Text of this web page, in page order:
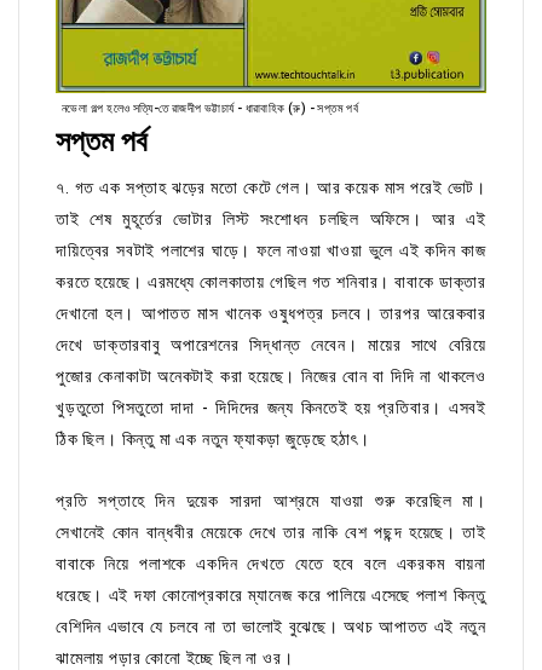
নভেলা গল্প হলেও সত্যি-তে রাজদীপ ভট্টাচার্য - ধারাবাহিক (রু) - সপ্তম পর্ব
সপ্তম পর্ব
৭. গত এক সপ্তাহ ঝড়ের মতো কেটে গেল। আর কয়েক মাস পরেই ভোট।
তাই শেষ মুহূর্তের ভোটার লিস্ট সংশোধন চলছিল অফিসে। আর এই
দায়িত্বের সবটাই পলাশের ঘাড়ে। ফলে নাওয়া খাওয়া ভুলে এই কদিন কাজ
করতে হয়েছে। এরমধ্যে কোলকাতায় গেছিল গত শনিবার। বাবাকে ডাক্তার
দেখানো হল। আপাতত মাস খানেক ওষুধপত্র চলবে। তারপর আরেকবার
দেখে ডাক্তারবাবু অপারেশনের সিদ্ধান্ত নেবেন। মায়ের সাথে বেরিয়ে
পুজোর কেনাকাটা অনেকটাই করা হয়েছে। নিজের বোন বা দিদি না থাকলেও
খুড়তুতো পিসতুতো দাদা - দিদিদের জন্য কিনতেই হয় প্রতিবার। এসবই
ঠিক ছিল। কিন্তু মা এক নতুন ফ্যাকড়া জুড়েছে হঠাৎ।
প্রতি সপ্তাহে দিন দুয়েক সারদা আশ্রমে যাওয়া শুরু করেছিল মা।
সেখানেই কোন বান্ধবীর মেয়েকে দেখে তার নাকি বেশ পছন্দ হয়েছে। তাই
বাবাকে নিয়ে পলাশকে একদিন দেখতে যেতে হবে বলে একরকম বায়না
ধরেছে। এই দফা কোনোপ্রকারে ম্যানেজ করে পালিয়ে এসেছে পলাশ কিন্তু
বেশিদিন এভাবে যে চলবে না তা ভালোই বুঝেছে। অথচ আপাতত এই নতুন
ঝামেলায় পড়ার কোনো ইচ্ছে ছিল না ওর।